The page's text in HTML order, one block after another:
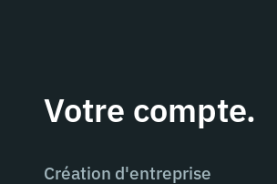
Votre compte.
Création d'entreprise